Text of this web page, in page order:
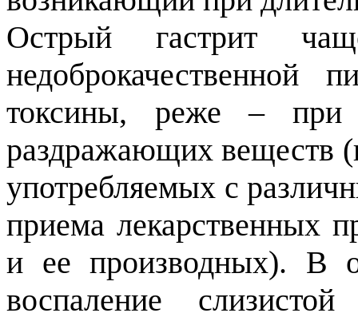
Острый гастрит
токсины, реже – при
раздражающих веществ
употребляемых с
приема лекарственных
и ее производных). В
воспаление